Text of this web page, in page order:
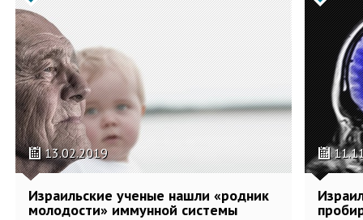
13.02.2019
Израильские ученые нашли «родник
молодости» иммунной системы